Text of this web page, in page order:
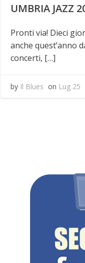
UMBRIA JAZZ
Pronti via! Dieci
anche quest’anno
concerti, […]
by Il Blues on Lug 25